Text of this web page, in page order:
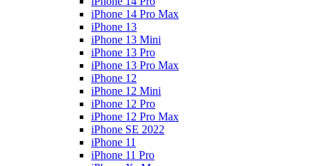
iPhone 14 Pro Max
iPhone 13
iPhone 13 Mini
iPhone 13 Pro
iPhone 13 Pro Max
iPhone 12
iPhone 12 Mini
iPhone 12 Pro
iPhone 12 Pro Max
iPhone SE 2022
iPhone 11
iPhone 11 Pro